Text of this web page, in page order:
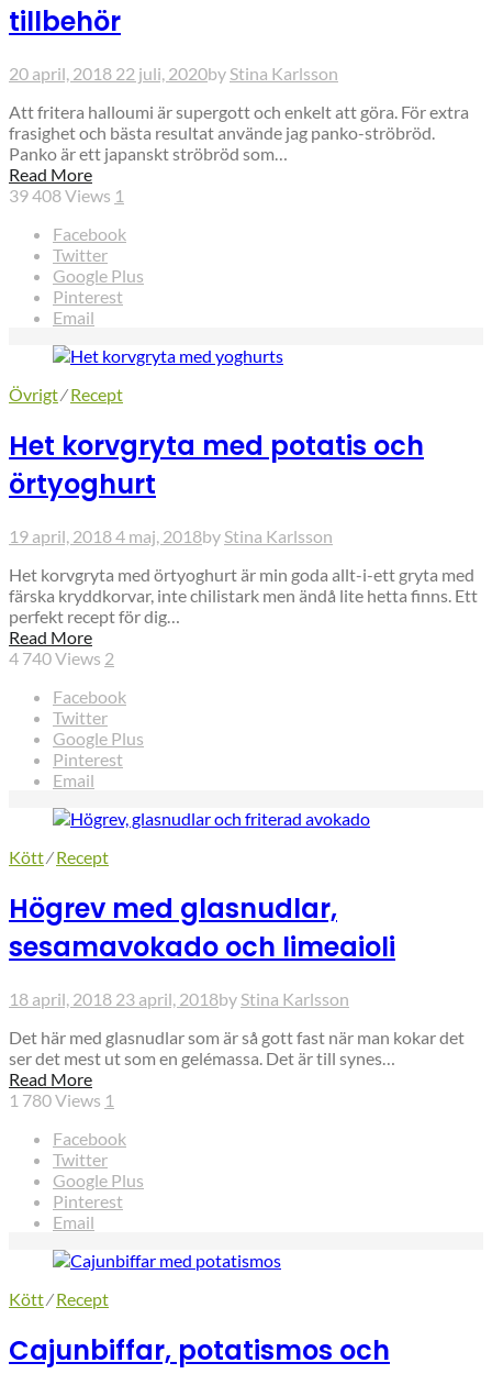
tillbehör
20 april, 2018 22 juli, 2020byStina Karlsson
Att fritera halloumi är supergott och enkelt att göra. För extra
frasighet och bästa resultat använde jag panko-ströbröd.
Panko är ett japanskt ströbröd som…
Read More
39 408Views 1
Facebook
Twitter
Google Plus
Pinterest
Email
Övrigt⁄Recept
Het korvgryta med potatis och
örtyoghurt
19 april, 20184 maj, 2018byStina Karlsson
Het korvgryta med örtyoghurt är min goda allt-i-ett gryta med
färska kryddkorvar, inte chilistark men ändå lite hetta finns. Ett
perfekt recept för dig…
Read More
4 740Views 2
Facebook
Twitter
Google Plus
Pinterest
Email
Kött⁄Recept
Högrev med glasnudlar,
sesamavokado och limeaioli
18 april, 2018 23 april, 2018byStina Karlsson
Det här med glasnudlar som är så gott fast när man kokar det
ser det mest ut som en gelémassa. Det är till synes…
Read More
1 780Views 1
Facebook
Twitter
Google Plus
Pinterest
Email
Kött⁄Recept
Cajunbiffar, potatismos och